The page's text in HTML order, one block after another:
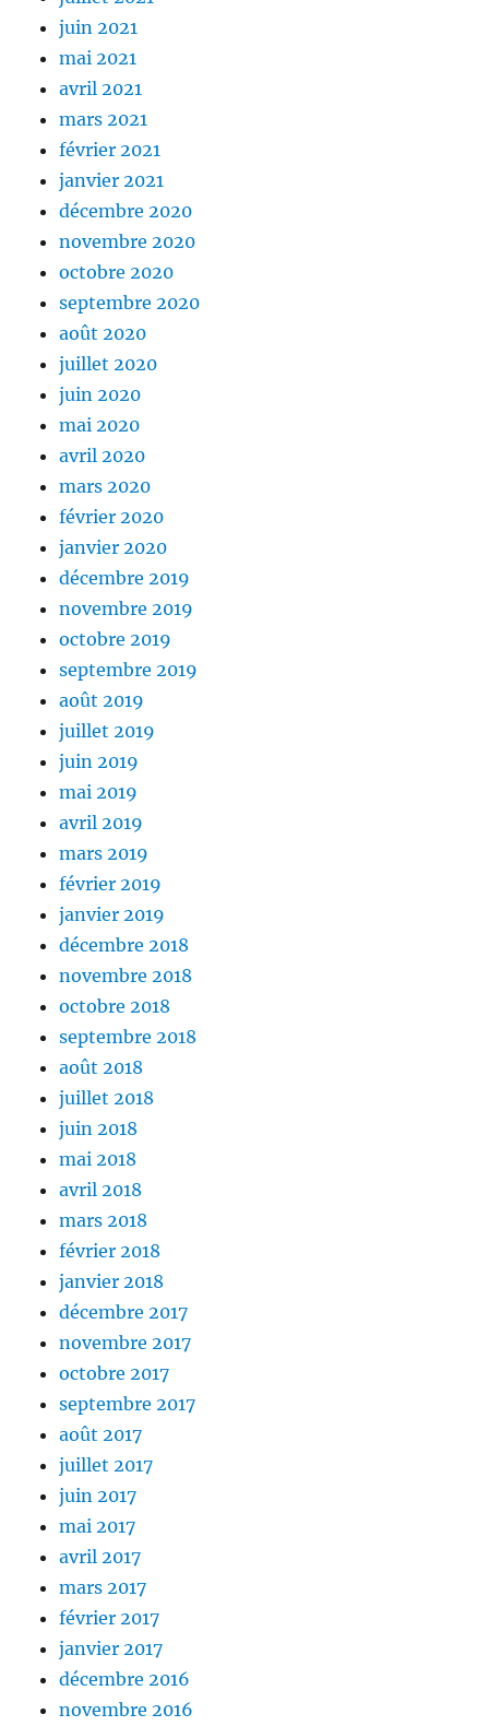
juin 2021
mai 2021
avril 2021
mars 2021
février 2021
janvier 2021
décembre 2020
novembre 2020
octobre 2020
septembre 2020
août 2020
juillet 2020
juin 2020
mai 2020
avril 2020
mars 2020
février 2020
janvier 2020
décembre 2019
novembre 2019
octobre 2019
septembre 2019
août 2019
juillet 2019
juin 2019
mai 2019
avril 2019
mars 2019
février 2019
janvier 2019
décembre 2018
novembre 2018
octobre 2018
septembre 2018
août 2018
juillet 2018
juin 2018
mai 2018
avril 2018
mars 2018
février 2018
janvier 2018
décembre 2017
novembre 2017
octobre 2017
septembre 2017
août 2017
juillet 2017
juin 2017
mai 2017
avril 2017
mars 2017
février 2017
janvier 2017
décembre 2016
novembre 2016